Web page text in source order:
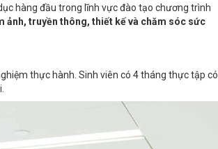
hàng đầu trong lĩnh vực đào tạo chương trình
ảnh, truyền thông, thiết kế và chăm sóc sức
thực hành. Sinh viên có 4 tháng thực tập có